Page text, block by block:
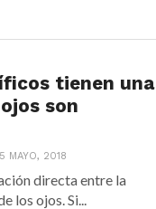
tienen una
son
5 MAYO, 2018
directa entre la
los ojos. Si...